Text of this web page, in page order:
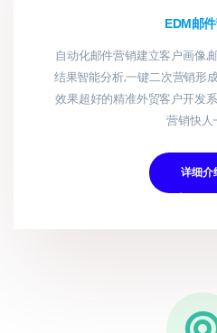
EDM邮
自动化邮件营销建立客户画像,
结果智能分析,一键二次营销形
效果超好的精准外贸客户开发
营销快人
详细介